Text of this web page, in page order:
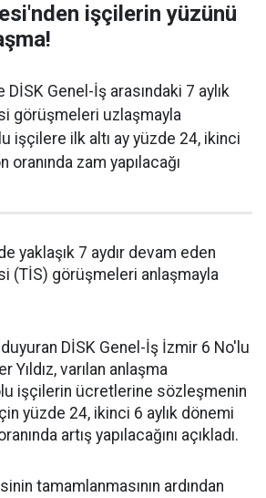
işçilerin yüzünü
Genel-İş arasındaki 7 aylık
görüşmeleri uzlaşmayla
işçilere ilk altı ay yüzde 24, ikinci
oranında zam yapılacağı
yaklaşık 7 aydır devam eden
(TİS) görüşmeleri anlaşmayla
duyuran DİSK Genel-İş İzmir 6 No'lu
Yıldız, varılan anlaşma
işçilerin ücretlerine sözleşmenin
yüzde 24, ikinci 6 aylık dönemi
artış yapılacağını açıkladı.
tamamlanmasının ardından